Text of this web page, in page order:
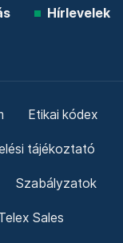
Hírlevelek
Etikai kódex
tájékoztató
Szabályzatok
Sales